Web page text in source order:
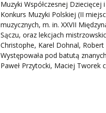
Muzyki Współczesnej
Konkurs Muzyki Polskiej (II
muzycznych, m. in. XXVII
Sączu, oraz lekcjach
Christophe, Karel Dohnal, Robert
Występowała pod batutą
Paweł Przytocki, Maciej Tworek